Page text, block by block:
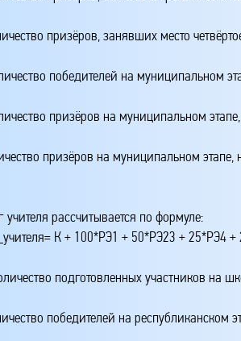
призёров, занявших место
победителей на муниципальном
призёров на муниципальном
призёров на муниципальном
учителя рассчитывается по формуле:
К + 100*РЭ1 + 50*РЭ23 +
подготовленных участников на
победителей на республиканском